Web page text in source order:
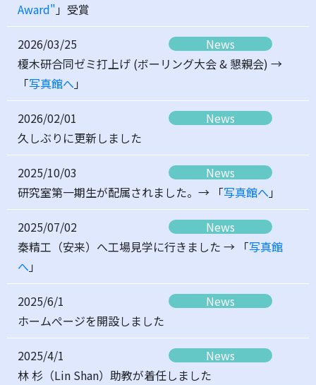
Award"」受賞
2026/03/25
News
榎木研合同ゼミ打上げ (ボーリング大会 & 懇親会) →
「写真館へ」
2026/02/01
News
久しぶりに更新しました
2025/10/03
News
研究室第一期生が配属されました。→ 「写真館へ」
2025/07/02
News
秦精工（安来）へ工場見学に行きました → 「写真館
へ」
2025/6/1
News
ホームぺージを開設しました
2025/4/1
News
林 杉（Lin Shan）助教が着任しました